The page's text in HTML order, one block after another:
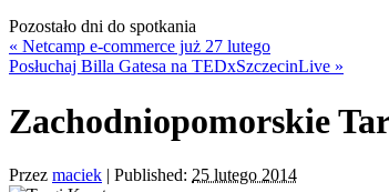
Pozostało dni do spotkania
« Netcamp e-commerce już 27 lutego
Posłuchaj Billa Gatesa na TEDxSzczecinLive »
Zachodniopomorskie
Przez maciek | Published: 25 lutego 2014